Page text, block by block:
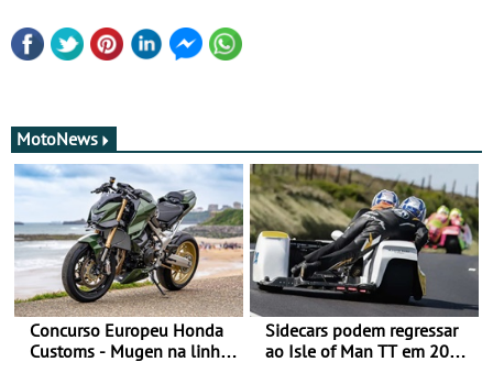
MotoNews
Concurso Europeu Honda
Customs - Mugen na linha
Sidecars podem regressar
ao Isle of Man TT em 2027